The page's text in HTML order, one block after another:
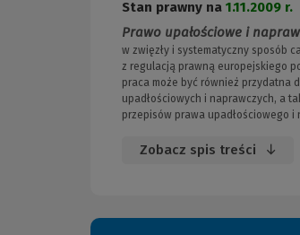
Stan prawny na 1.11.2009 r.
Prawo upałościowe i
w zwięzły i systematyczny sposób
z regulacją prawną europejskiego
praca może być również przydatna
upadłościowych i naprawczych, a
przepisów prawa upadłościowego i
Zobacz spis treści